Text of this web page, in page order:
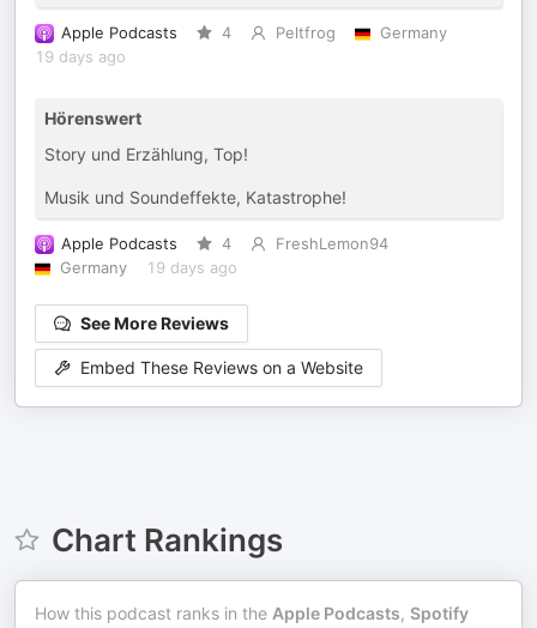
Apple Podcasts 4 Peltfrog
Germany
19 days ago
Hörenswert
Story und Erzählung, Top!
Musik und Soundeffekte, Katastrophe!
Apple Podcasts 4
FreshLemon94
Germany
19 days ago
See More Reviews
Embed These Reviews on a Website
Chart Rankings
How this podcast ranks in the Apple Podcasts, Spotify